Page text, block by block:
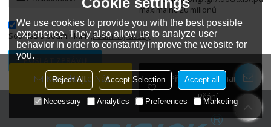
Kontaktujte Nás
Přidat Do Seznamu
Přání
maximálně 20 milionů
Souhlas s podmínkami,Podmínky služby
POSLAT ZPRÁVU
We use cookies to provide you with the best possible
experience. They also allow us to analyze user
behavior in order to constantly improve the website for
you.
Reject All Accept Selection Accept all
Necessary Analytics Preferences Marketing